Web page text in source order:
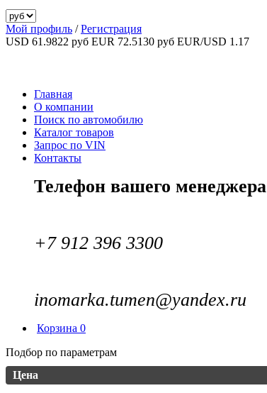
Мой профиль /Регистрация
USD 61.9822 руб EUR 72.5130 руб EUR/USD 1.17
Главная
О компании
Поиск по автомобилю
Каталог товаров
Запрос по VIN
Контакты
Телефон вашего менеджера
+7 912 396 3300
inomarka.tumen@yandex.ru
Корзина 0
Подбор по параметрам
Цена